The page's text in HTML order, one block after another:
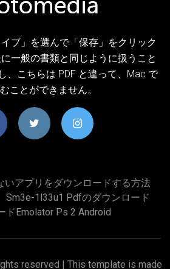
ブ」を選んで「保存」をクリック
一般の書類と同じように扱うこと
、こちらは PDF と違って、Mac で
ことができません。
いアプリをダウンロードする方法
Sm3e-1l33u1 Pdfのダウンロード
ドemolator Ps 2 Android
reserved | This template is made